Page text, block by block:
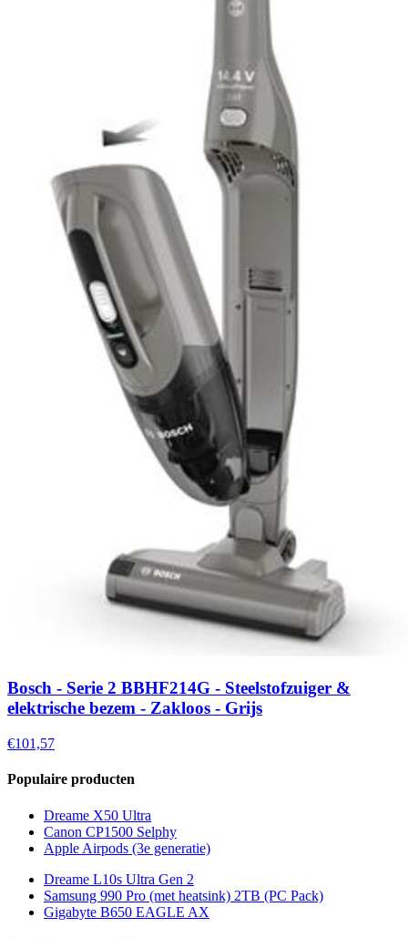
Bosch - Serie 2 BBHF214G - Steelstofzuiger &
elektrische bezem - Zakloos - Grijs
€101,57
Populaire producten
Dreame X50 Ultra
Canon CP1500 Selphy
Apple Airpods (3e generatie)
Dreame L10s Ultra Gen 2
Samsung 990 Pro (met heatsink) 2TB (PC Pack)
Gigabyte B650 EAGLE AX